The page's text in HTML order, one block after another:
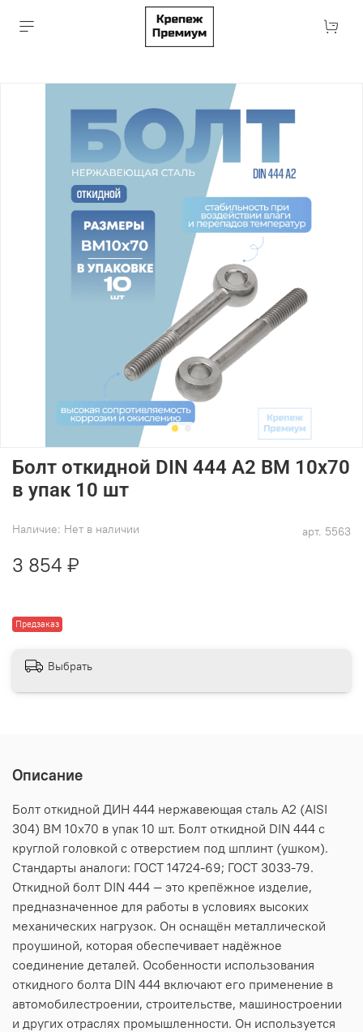
арт. 5563
Наличие: Нет в наличии
Предзаказ
Болт откидной DIN 444 А2 BM 10х70
в упак 10 шт
3 854 ₽
Выбрать
Описание
Болт откидной ДИН 444 нержавеющая сталь А2 (AISI
304) BM 10х70 в упак 10 шт. Болт откидной DIN 444 c
круглой головкой с отверстием под шплинт (ушком).
Стандарты аналоги: ГОСТ 14724-69; ГОСТ 3033-79.
Откидной болт DIN 444 — это крепёжное изделие,
предназначенное для работы в условиях высоких
механических нагрузок. Он оснащён металлической
проушиной, которая обеспечивает надёжное
соединение деталей. Особенности использования
откидного болта DIN 444 включают его применение в
автомобилестроении, строительстве, машиностроении
и других отраслях промышленности. Он используется